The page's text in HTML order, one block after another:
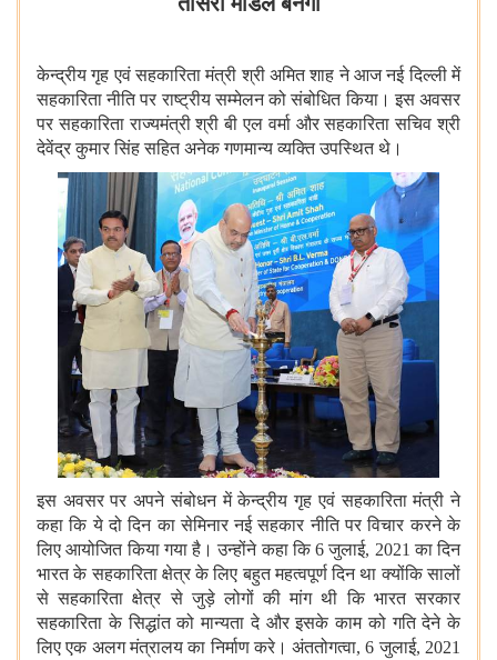
केन्द्रीय गृह एवं सहकारिता मंत्री श्री अमित शाह ने आज नई दिल्ली में
सहकारिता नीति पर राष्ट्रीय सम्मेलन को संबोधित किया। इस अवसर
पर सहकारिता राज्यमंत्री श्री बी एल वर्मा और सहकारिता सचिव श्री
देवेंद्र कुमार सिंह सहित अनेक गणमान्य व्यक्ति उपस्थित थे।
इस अवसर पर अपने संबोधन में केन्द्रीय गृह एवं सहकारिता मंत्री ने
कहा कि ये दो दिन का सेमिनार नई सहकार नीति पर विचार करने के
लिए आयोजित किया गया है। उन्होंने कहा कि 6 जुलाई, 2021 का दिन
भारत के सहकारिता क्षेत्र के लिए बहुत महत्वपूर्ण दिन था क्योंकि सालों
से सहकारिता क्षेत्र से जुड़े लोगों की मांग थी कि भारत सरकार
सहकारिता के सिद्धांत को मान्यता दे और इसके काम को गति देने के
लिए एक अलग मंत्रालय का निर्माण करे। अंततोगत्वा, 6 जुलाई, 2021